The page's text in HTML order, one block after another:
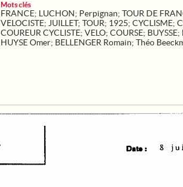
Mots clés
FRANCE; LUCHON; Perpignan; TOUR DE
VELOCISTE; JUILLET; TOUR; 1925; CYCLISME;
COUREUR CYCLISTE; VELO; COURSE; BUYSSE;
HUYSE Omer; BELLENGER Romain; Théo